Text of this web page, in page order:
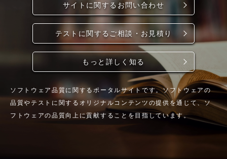
サイトに関するお問い合わせ
テストに関するご相談・お見積り
もっと詳しく知る
ソフトウェア品質に関するポータルサイトです。ソフトウェアの
品質やテストに関するオリジナルコンテンツの提供を通じて、ソ
フトウェアの品質向上に貢献することを目指しています。